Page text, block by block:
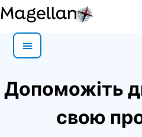
Skip
to
content
Допоможіть
свою